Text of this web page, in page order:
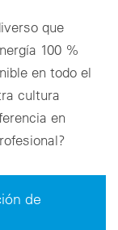
que
100 %
en todo el
cultura
en
de